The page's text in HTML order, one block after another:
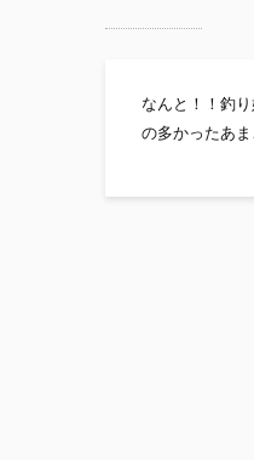
なんと
の多かったあ